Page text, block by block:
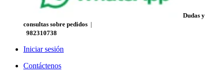
Dudas y
consultas sobre pedidos |
982310738
Iniciar sesión
Contáctenos